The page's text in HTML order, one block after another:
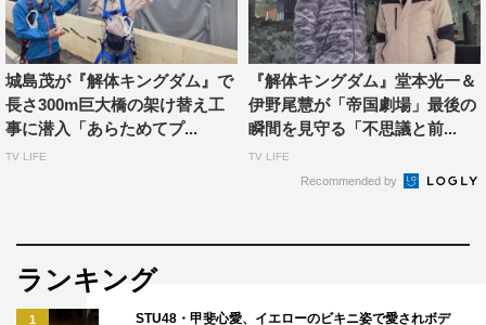
城島茂が『解体キングダム』で
長さ300m巨大橋の架け替え工
事に潜入「あらためてプ...
TV LIFE
『解体キングダム』堂本光一＆
伊野尾慧が「帝国劇場」最後の
瞬間を見守る「不思議と前...
TV LIFE
Recommended by
ランキング
1
STU48・甲斐心愛、イエローのビキニ姿で愛されボデ